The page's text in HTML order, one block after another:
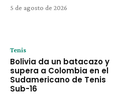
5 de agosto de 2026
Tenis
Bolivia da un batacazo y
supera a Colombia en el
Sudamericano de Tenis
Sub-16